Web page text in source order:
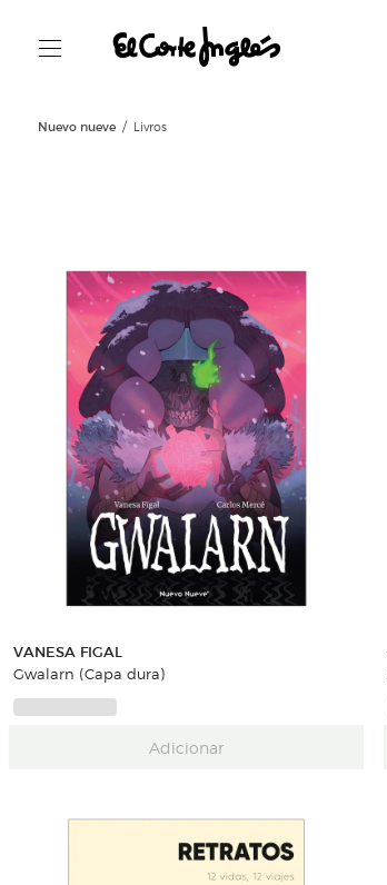
Nuevo nueve Livros
VANESA FIGAL
Gwalarn (Capa dura)
Adicionar